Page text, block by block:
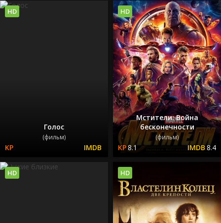
Голос
(фильм)
HD
Мстители: Война
бесконечности
(фильм)
8.1 8.4
HD
HD HD